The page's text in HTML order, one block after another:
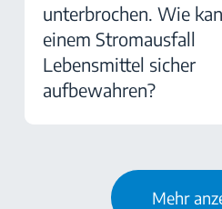
unterbrochen. Wie
einem Stromausfall
Lebensmittel sicher
aufbewahren?
Mehr